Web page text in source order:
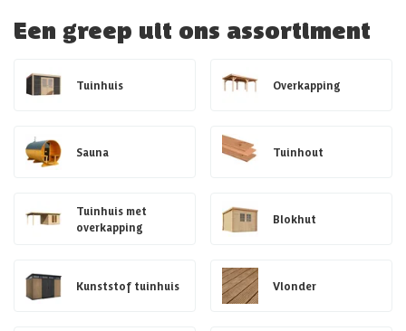
Een greep uit ons assortiment
Tuinhuis Overkapping
Sauna Tuinhout
Tuinhuis met
overkapping
Blokhut
Kunststof tuinhuis Vlonder